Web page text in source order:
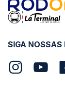
SIGA NOSSAS